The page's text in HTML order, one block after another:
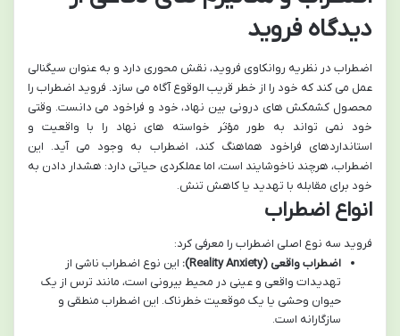
دیدگاه فروید
اضطراب در نظریه روانکاوی فروید، نقش محوری دارد و به عنوان سیگنالی
عمل می کند که خود را از خطر قریب الوقوع آگاه می سازد. فروید اضطراب را
محصول کشمکش های درونی بین نهاد، خود و فراخود می دانست. وقتی
خود نمی تواند به طور مؤثر خواسته های نهاد را با واقعیت و
استانداردهای فراخود هماهنگ کند، اضطراب به وجود می آید. این
اضطراب، هرچند ناخوشایند است، اما عملکردی حیاتی دارد: هشدار دادن به
خود برای مقابله با تهدید یا کاهش تنش.
انواع اضطراب
فروید سه نوع اصلی اضطراب را معرفی کرد:
اضطراب واقعی (Reality Anxiety):
این نوع اضطراب ناشی از
تهدیدات واقعی و عینی در محیط بیرونی است، مانند ترس از یک
حیوان وحشی یا یک موقعیت خطرناک. این اضطراب منطقی و
سازگارانه است.